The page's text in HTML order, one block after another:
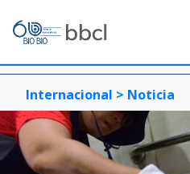
Internacional > Noticia